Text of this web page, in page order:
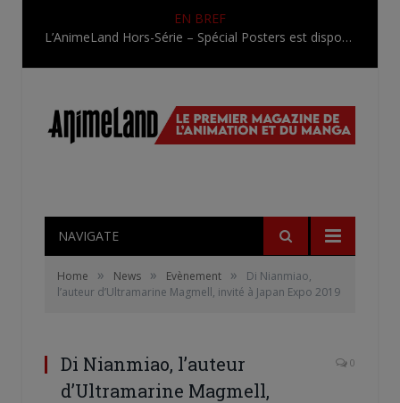
EN BREF
L’AnimeLand Hors-Série – Spécial Posters est disponible !
NAVIGATE
Home » News » Evènement »
Di Nianmiao,
l’auteur d’Ultramarine Magmell, invité à Japan Expo 2019
Di Nianmiao, l’auteur
d’Ultramarine Magmell,
0